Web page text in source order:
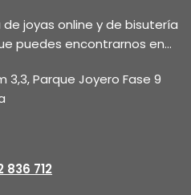
joyas online y de bisutería
puedes encontrarnos en...
3,3, Parque Joyero Fase 9
836 712